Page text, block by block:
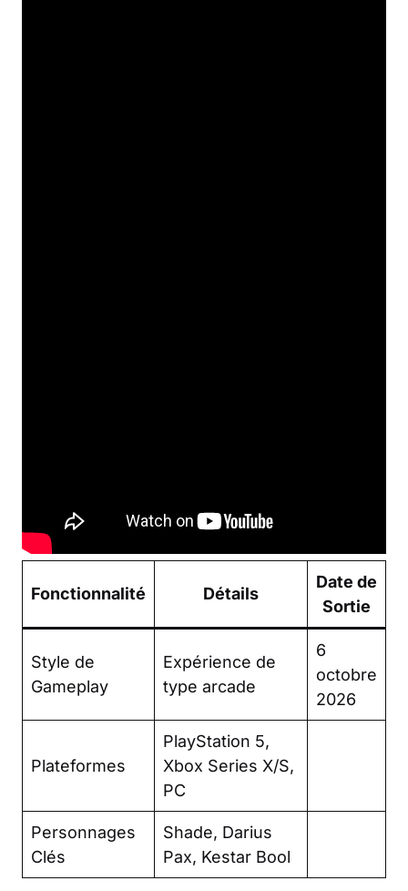
Fonctionnalité Détails
Date de
Sortie
Style de
Gameplay
Expérience de
type arcade
6
octobre
2026
Plateformes
PlayStation 5,
Xbox Series X/S,
PC
Personnages
Clés
Shade, Darius
Pax, Kestar Bool